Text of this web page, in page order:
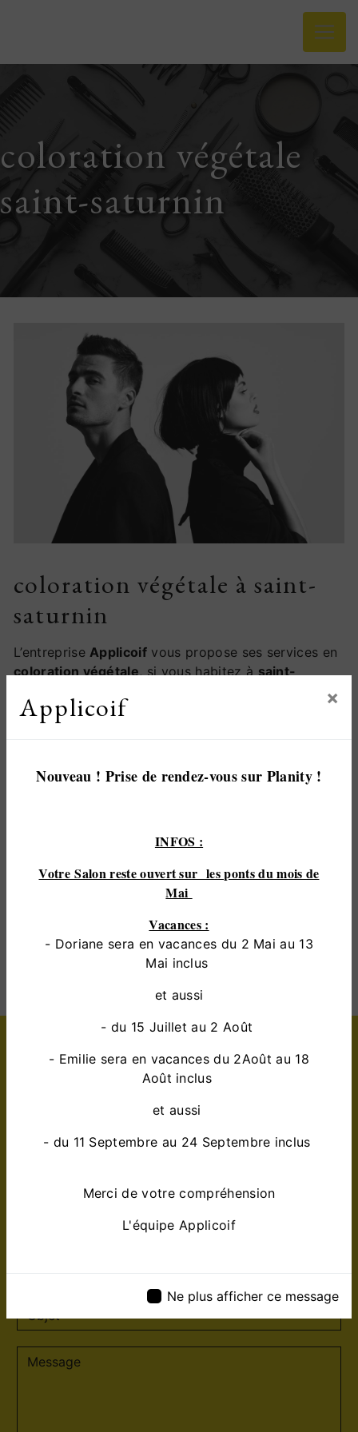
Applicoif ×
Nouveau ! Prise de rendez-vous sur Planity !
INFOS :
Votre Salon reste ouvert sur les ponts du mois de
Mai
Vacances :
- Doriane sera en vacances du 2 Mai au 13
Mai inclus
et aussi
- du 15 Juillet au 2 Août
- Emilie sera en vacances du 2Août au 18
Août inclus
et aussi
- du 11 Septembre au 24 Septembre inclus
Merci de votre compréhension
L'équipe Applicoif
Ne plus afficher ce message
coloration végétale
saint-saturnin
coloration végétale à saint-
saturnin
L’entrepriseApplicoif vous propose ses services en
coloration végétale, si vous habitez àsaint-
. Entreprise usant d’une expérience et d’un
savoir-faire de qualité, nous mettons tout en oeuvre
sommes à l’écoute de vos besoins. Si vous habitez
saint-saturnin, nous sommes à votre disposition
Notre métier est avant tout notre passion et le
de réussir. Toute notre équipe est qualifiée et
travaille avec propreté et rigueur.
EN SAVOIR PLUS
Contactez nous